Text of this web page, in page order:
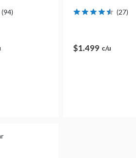
(94) (27)
$1.499 c/u